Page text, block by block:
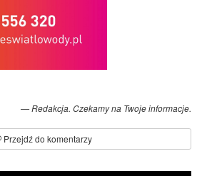
Redakcja. Czekamy na Twoje informacje.
Przejdź do komentarzy